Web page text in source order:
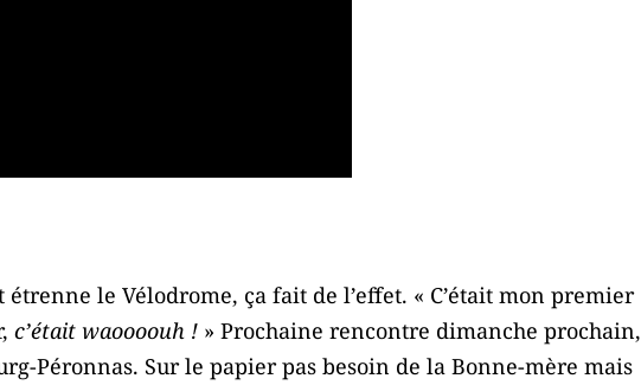
le Vélodrome, ça fait de l’effet. « C’était mon premier
c’était waoooouh ! » Prochaine rencontre dimanche prochain,
Péronnas. Sur le papier pas besoin de la Bonne-mère mais